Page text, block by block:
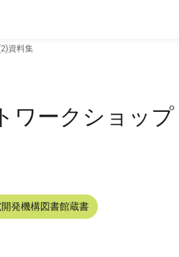
資料集
ワークショップ
発機構図書館蔵書